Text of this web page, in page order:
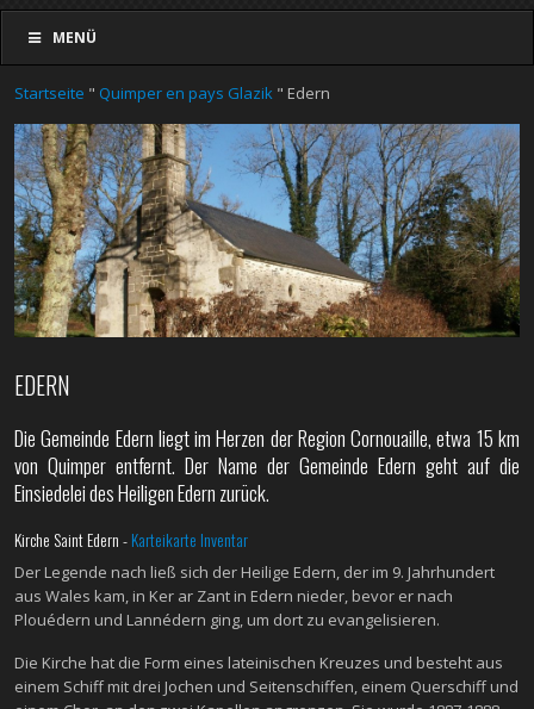
MENÜ
Startseite " Quimper en pays Glazik " Edern
EDERN
Die Gemeinde Edern liegt im Herzen der Region Cornouaille, etwa 15 km
von Quimper entfernt. Der Name der Gemeinde Edern geht auf die
Einsiedelei des Heiligen Edern zurück.
Kirche Saint Edern - Karteikarte Inventar
Der Legende nach ließ sich der Heilige Edern, der im 9. Jahrhundert
aus Wales kam, in Ker ar Zant in Edern nieder, bevor er nach
Plouédern und Lannédern ging, um dort zu evangelisieren.
Die Kirche hat die Form eines lateinischen Kreuzes und besteht aus
einem Schiff mit drei Jochen und Seitenschiffen, einem Querschiff und